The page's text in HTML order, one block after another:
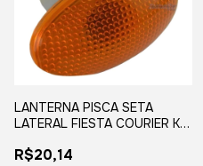
LANTERNA PISCA SETA
LATERAL FIESTA COURIER KA
R$20,14